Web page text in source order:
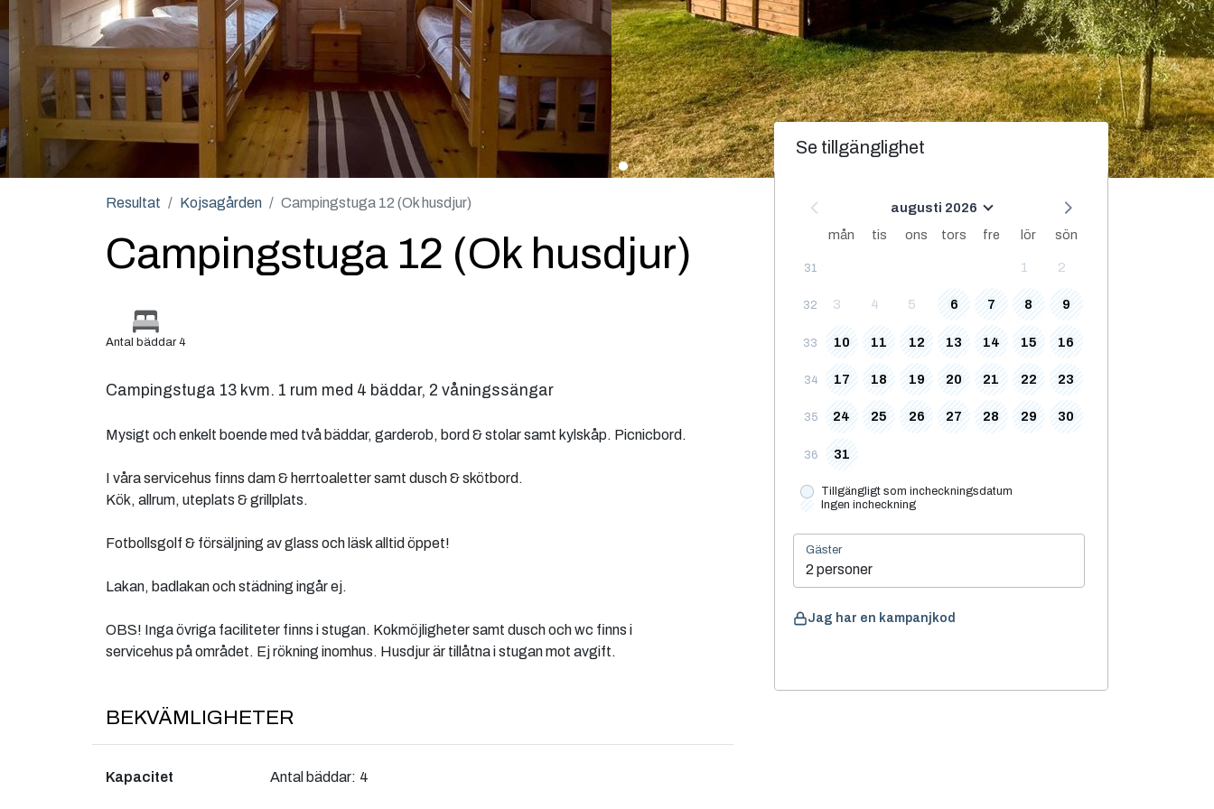
Resultat Kojsagården Campingstuga 12 (Ok husdjur)
Campingstuga 12 (Ok husdjur)
Antal bäddar 4
Campingstuga 13 kvm. 1 rum med 4 bäddar, 2 våningssängar
Mysigt och enkelt boende med två bäddar, garderob, bord & stolar samt kylskåp. Picnicbord.
I våra servicehus finns dam & herrtoaletter samt dusch & skötbord.
Kök, allrum, uteplats & grillplats.
Fotbollsgolf & försäljning av glass och läsk alltid öppet!
Lakan, badlakan och städning ingår ej.
OBS! Inga övriga faciliteter finns i stugan. Kokmöjligheter samt dusch och wc finns i
servicehus på området. Ej rökning inomhus. Husdjur är tillåtna i stugan mot avgift.
BEKVÄMLIGHETER
Kapacitet Antal bäddar: 4
Se tillgänglighet
augusti 2026
mån
tis ons tors fre lör sön
31 1 2
32 3 4 5 6 7 8 9
33 10 11 12 13 14 15 16
34 17 18 19 20 21 22 23
35 24 25 26 27 28 29 30
36 31
Tillgängligt som incheckningsdatum
Ingen incheckning
Gäster
2 personer
Jag har en kampanjkod